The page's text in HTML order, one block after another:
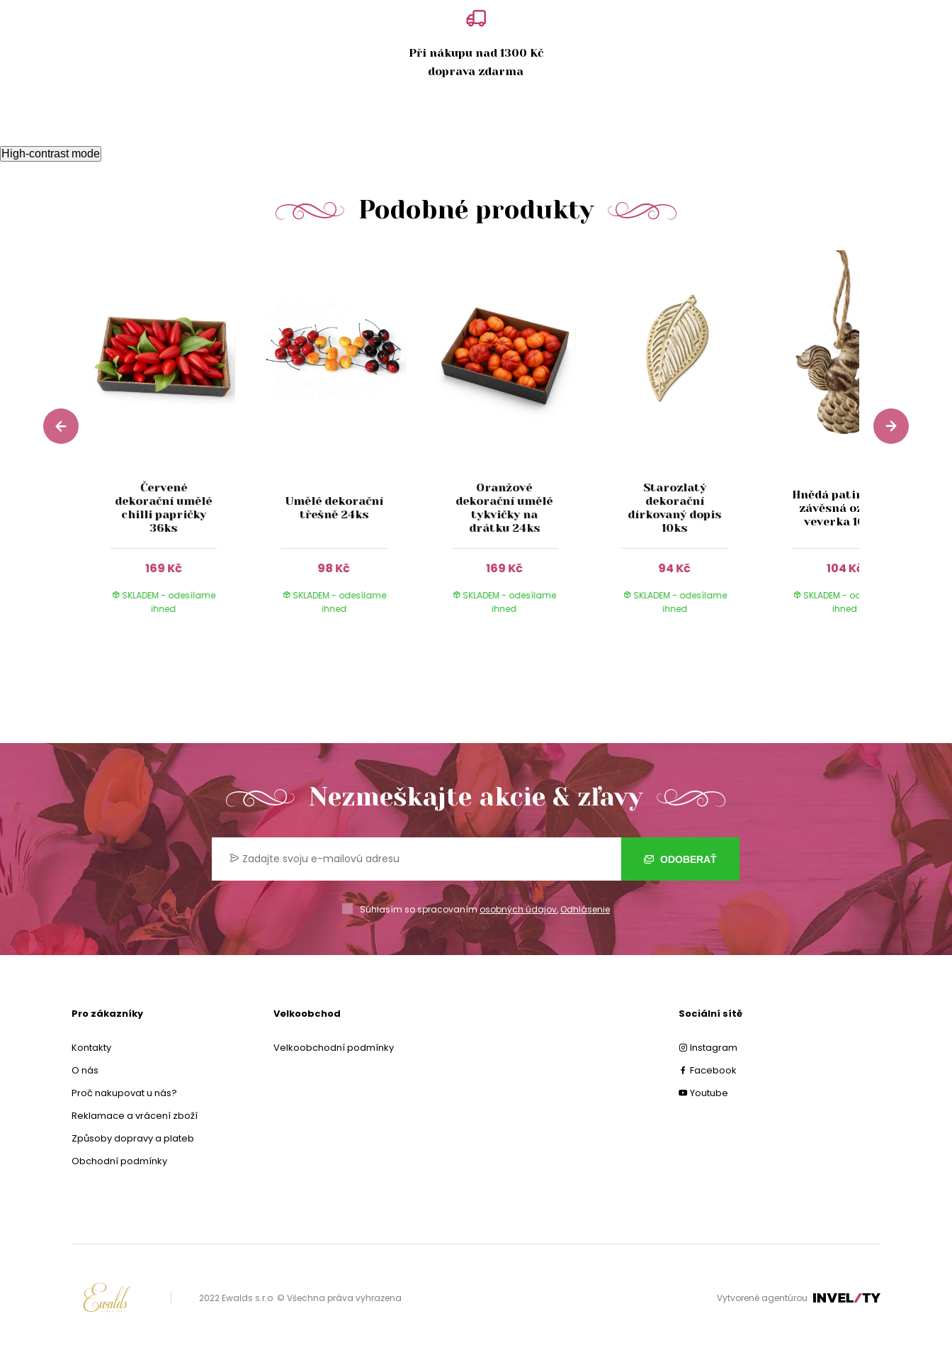
Při nákupu nad 1300 Kč
doprava zdarma
High-contrast mode
Podobné produkty
Červené
dekorační umělé
chilli papričky
36ks
169 Kč
SKLADEM - odesílame
ihned
Umělé dekorační
třešně 24ks
98 Kč
SKLADEM - odesílame
ihned
Oranžové
dekorační umělé
tykvičky na
drátku 24ks
169 Kč
SKLADEM - odesílame
ihned
Starozlatý
dekorační
dírkovaný dopis
10ks
94 Kč
SKLADEM - odesílame
ihned
Hnědá patinovaná
závěsná ozdoba
veverka 10 cm
104 Kč
SKLADEM - odesílame
ihned
Nezmeškajte akcie & zľavy
ODOBERAŤ
Súhlasím so spracovanímosobných údajov,Odhlásenie
Pro zákazníky
Kontakty
O nás
Proč nakupovat u nás?
Reklamace a vrácení zboží
Způsoby dopravy a plateb
Obchodní podmínky
Velkoobchod
Velkoobchodní podmínky
Sociální sítě
Instagram
Facebook
Youtube
2022 Ewalds s.r.o. © Všechna práva vyhrazena Vytvorené agentúrou